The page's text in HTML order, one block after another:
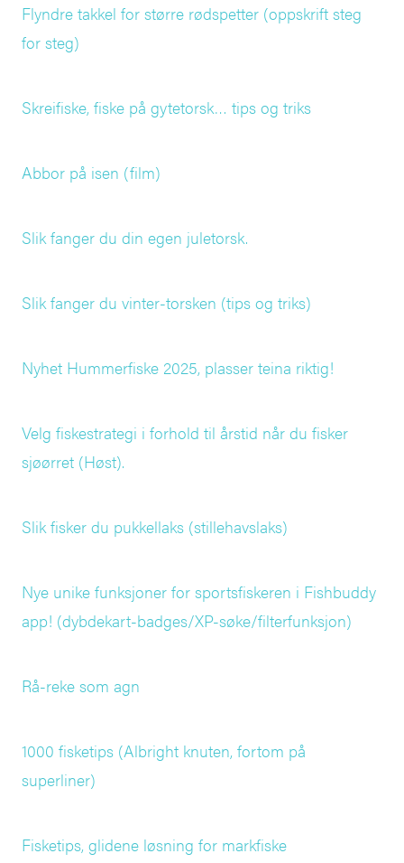
Flyndre takkel for større rødspetter (oppskrift steg
for steg)
Skreifiske, fiske på gytetorsk… tips og triks
Abbor på isen (film)
Slik fanger du din egen juletorsk.
Slik fanger du vinter-torsken (tips og triks)
Nyhet Hummerfiske 2025, plasser teina riktig!
Velg fiskestrategi i forhold til årstid når du fisker
sjøørret (Høst).
Slik fisker du pukkellaks (stillehavslaks)
Nye unike funksjoner for sportsfiskeren i Fishbuddy
app! (dybdekart-badges/XP-søke/filterfunksjon)
Rå-reke som agn
1000 fisketips (Albright knuten, fortom på
superliner)
Fisketips, glidene løsning for markfiske